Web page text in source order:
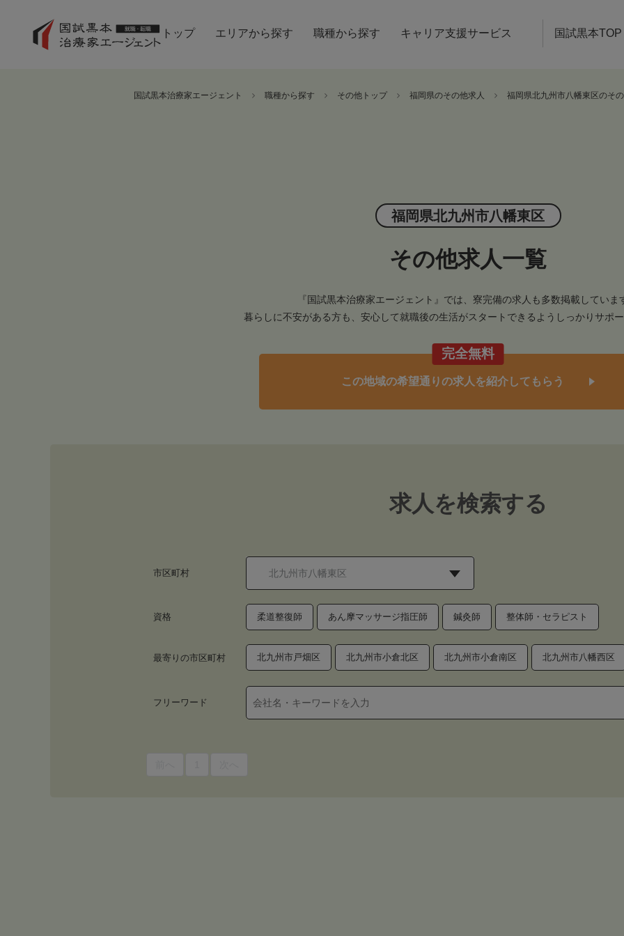
トップ エリアから探す 職種から探す キャリア支援サービス 国試黒本TOP
国試黒本治療家エージェント 職種から探す その他トップ 福岡県のその他求人 福岡県北九州市八幡東区のそ
福岡県北九州市八幡東区
その他求人一覧
『国試黒本治療家エージェント』では、寮完備の求人も多数掲載していま
暮らしに不安がある方も、安心して就職後の生活がスタートできるようしっかりサポー
完全無料
この地域の希望通りの求人を紹介してもらう
求人を検索する
市区町村
資格 柔道整復師 あん摩マッサージ指圧師 鍼灸師 整体師・セラピスト
最寄りの市区町村 北九州市戸畑区 北九州市小倉北区 北九州市小倉南区 北九州市八幡西区
フリーワード